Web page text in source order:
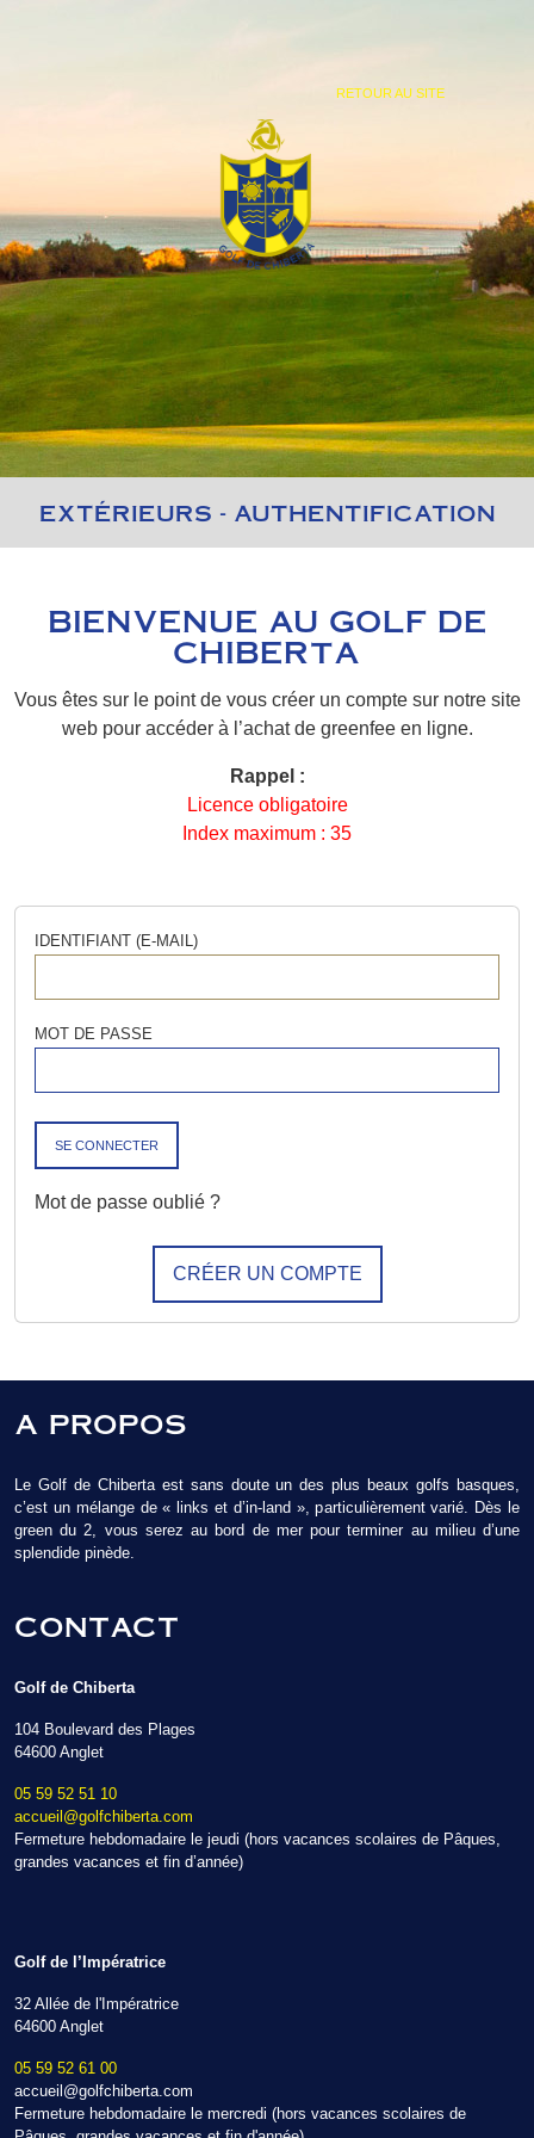
RETOUR AU SITE
EXTÉRIEURS - AUTHENTIFICATION
BIENVENUE AU GOLF DE
CHIBERTA
Vous êtes sur le point de vous créer un compte sur notre site
web pour accéder à l’achat de greenfee en ligne.
Rappel :
Licence obligatoire
Index maximum : 35
IDENTIFIANT (E-MAIL)
MOT DE PASSE
Mot de passe oublié ?
CRÉER UN COMPTE
A PROPOS
Le Golf de Chiberta est sans doute un des plus beaux golfs basques,
c’est un mélange de « links et d’in-land », particulièrement varié. Dès le
green du 2, vous serez au bord de mer pour terminer au milieu d’une
splendide pinède.
CONTACT
Golf de Chiberta
104 Boulevard des Plages
64600 Anglet
05 59 52 51 10
accueil@golfchiberta.com
Fermeture hebdomadaire le jeudi (hors vacances scolaires de Pâques,
grandes vacances et fin d’année)
Golf de l’Impératrice
32 Allée de l'Impératrice
64600 Anglet
05 59 52 61 00
accueil@golfchiberta.com
Fermeture hebdomadaire le mercredi (hors vacances scolaires de